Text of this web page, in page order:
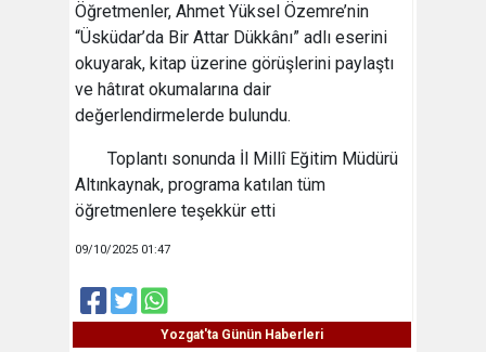
Öğretmenler, Ahmet Yüksel Özemre’nin
“Üsküdar’da Bir Attar Dükkânı” adlı eserini
okuyarak, kitap üzerine görüşlerini paylaştı
ve hâtırat okumalarına dair
değerlendirmelerde bulundu.
Toplantı sonunda İl Millî Eğitim Müdürü
Altınkaynak, programa katılan tüm
öğretmenlere teşekkür etti
09/10/2025 01:47
Yozgat'ta Günün Haberleri